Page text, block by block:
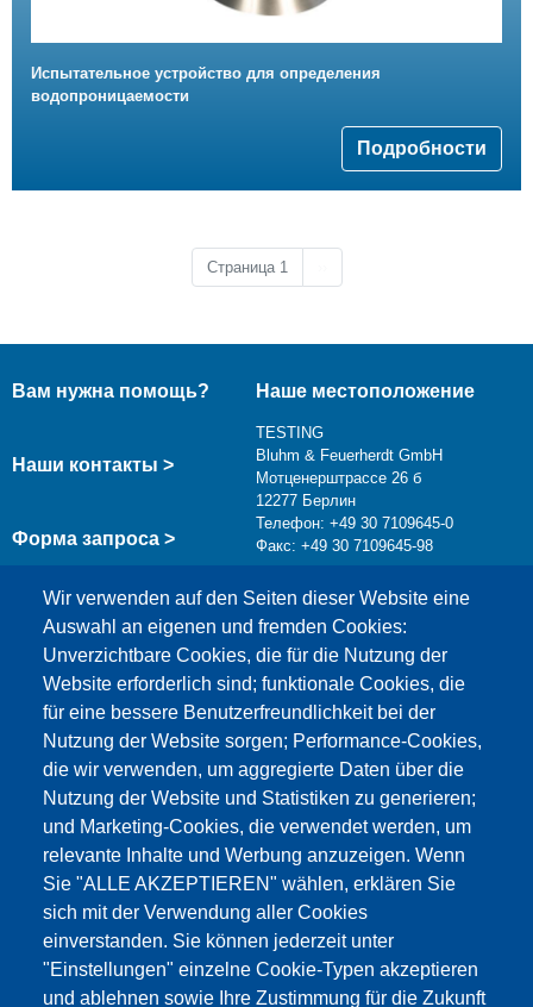
Испытательное устройство для определения
водопроницаемости
Подробности
Страница 1
Wir verwenden auf den Seiten dieser Website eine
Auswahl an eigenen und fremden Cookies:
Unverzichtbare Cookies, die für die Nutzung der
Website erforderlich sind; funktionale Cookies, die
für eine bessere Benutzerfreundlichkeit bei der
Nutzung der Website sorgen; Performance-Cookies,
die wir verwenden, um aggregierte Daten über die
Nutzung der Website und Statistiken zu generieren;
und Marketing-Cookies, die verwendet werden, um
relevante Inhalte und Werbung anzuzeigen. Wenn
Sie "ALLE AKZEPTIEREN" wählen, erklären Sie
sich mit der Verwendung aller Cookies
einverstanden. Sie können jederzeit unter
"Einstellungen" einzelne Cookie-Typen akzeptieren
und ablehnen sowie Ihre Zustimmung für die Zukunft
Вам нужна помощь?
Наши контакты >
Форма запроса >
Наше местоположение
TESTING
Bluhm & Feuerherdt GmbH
Мотценерштрассе 26 б
12277 Берлин
Телефон: +49 30 7109645-0
Факс: +49 30 7109645-98
info@testing.de
Этот материал заблокирован, потому что
файлы cookie Google Maps не были приняты.
НЕОБХОДИМО ПРИНЯТЬ ТОЛЬКО
ФАЙЛЫ COOKIE GOOGLE MAPS.
Alle Cookies akzeptieren